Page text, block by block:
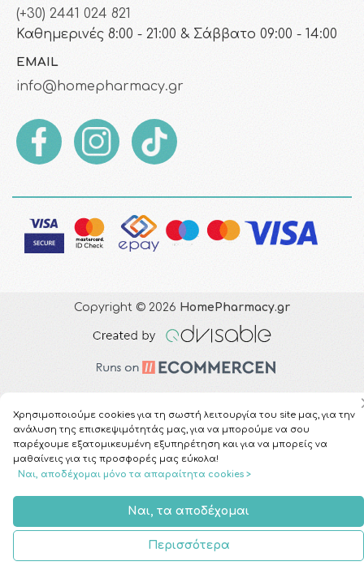
(+30) 2441 024 821
Καθημερινές 8:00 - 21:00 & Σάββατο 09:00 - 14:00
EMAIL
info@homepharmacy.gr
Copyright © 2026 HomePharmacy.gr
Χρησιμοποιούμε cookies για τη σωστή λειτουργία του site μας, για την
ανάλυση της επισκεψιμότητάς μας, για να μπορούμε να σου
παρέχουμε εξατομικευμένη εξυπηρέτηση και για να μπορείς να
μαθαίνεις για τις προσφορές μας εύκολα!
Ναι, αποδέχομαι μόνο τα απαραίτητα cookies >
Ναι, τα αποδέχομαι
Περισσότερα